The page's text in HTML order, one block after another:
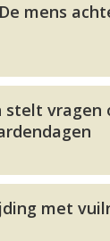
mens
stelt vragen
met